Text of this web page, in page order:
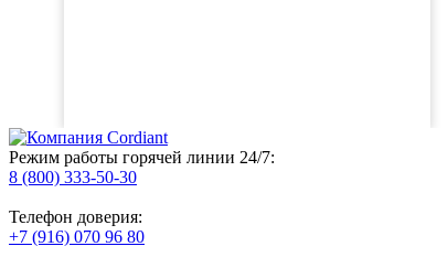
Режим работы горячей линии 24/7:
8 (800) 333-50-30
Телефон доверия:
+7 (916) 070 96 80